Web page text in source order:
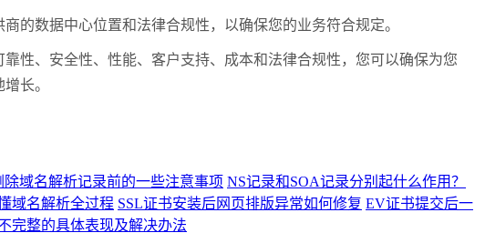
数据中心位置和法律合规性，以确保您的业务符合规定。
、安全性、性能、客户支持、成本和法律合规性，您可以确保为您
长。
除域名解析记录前的一些注意事项 NS记录和SOA记录分别起什么作用？
域名解析全过程 SSL证书安装后网页排版异常如何修复 EV证书提交后一
完整的具体表现及解决办法